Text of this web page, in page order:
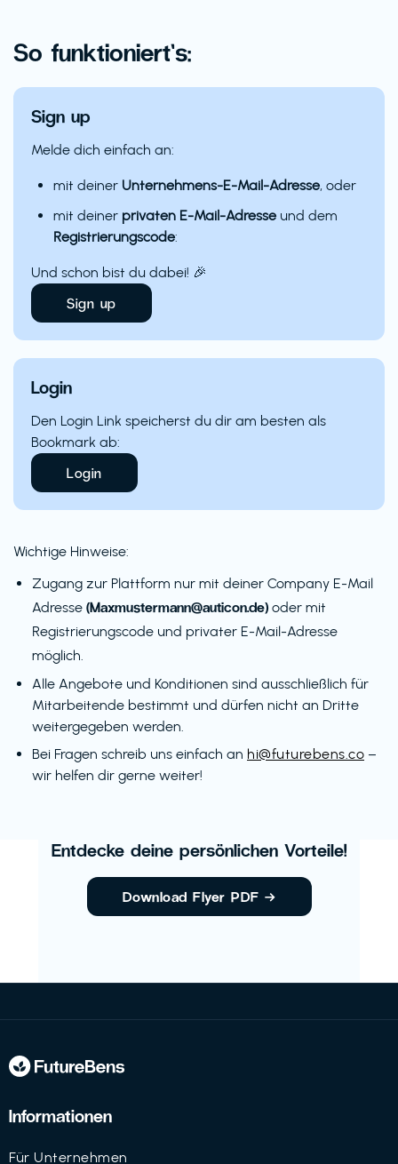
So funktioniert’s:
Sign up
Melde dich einfach an:
mit deiner Unternehmens-E-Mail-Adresse, oder
mit deiner privaten E-Mail-Adresse und dem
Registrierungscode:
Und schon bist du dabei! 🎉
Sign up
Login
Den Login Link speicherst du dir am besten als
Bookmark ab:
Login
Wichtige Hinweise:
Zugang zur Plattform nur mit deiner Company E-Mail
Adresse (Maxmustermann@auticon.de) oder mit
Registrierungscode und privater E-Mail-Adresse
möglich.
Alle Angebote und Konditionen sind ausschließlich für
Mitarbeitende bestimmt und dürfen nicht an Dritte
weitergegeben werden.
Bei Fragen schreib uns einfach an hi@futurebens.co –
wir helfen dir gerne weiter!
Entdecke deine persönlichen Vorteile!
Download Flyer PDF →
Informationen
Für Unternehmen